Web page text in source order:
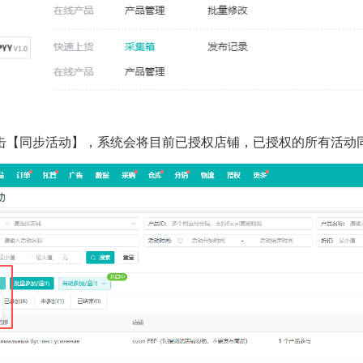
【同步活动】，系统会将目前已授权店铺，已授权的所有活动